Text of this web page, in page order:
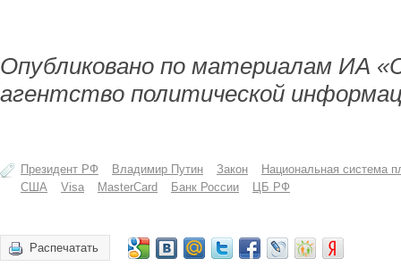
Опубликовано по материалам ИА
агентство политической
Президент РФ Владимир Путин Закон
Национальная система
США
Visa MasterCard Банк России ЦБ РФ
Распечатать